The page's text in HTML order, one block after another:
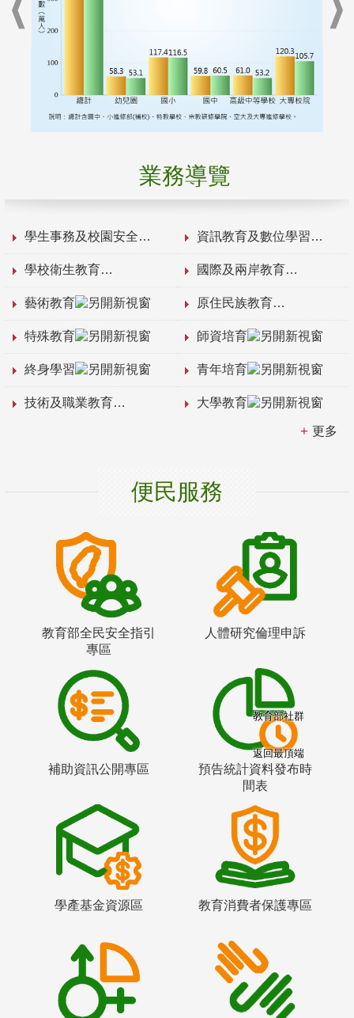
業務導覽
學生事務及校園安全 資訊教育及數位學習
學校衛生教育 國際及兩岸教育
藝術教育 原住民族教育
特殊教育 師資培育
終身學習 青年培育
技術及職業教育 大學教育
更多
便民服務
教育部全民安全指引
專區
人體研究倫理申訴
補助資訊公開專區
預告統計資料發布時
間表
學產基金資源區 教育消費者保護專區
教育部社群
返回最頂端